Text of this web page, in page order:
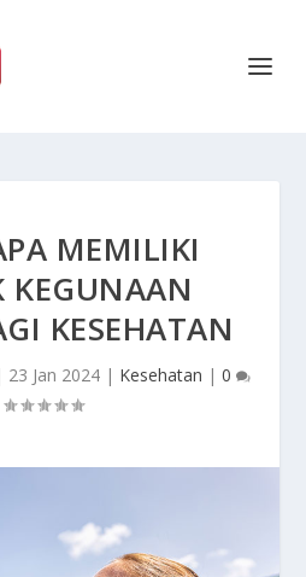
MEMILIKI
KEGUNAAN
KESEHATAN
23 Jan 2024 | Kesehatan | 0